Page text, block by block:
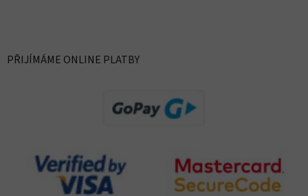
PŘIJÍMÁME ONLINE PLATBY